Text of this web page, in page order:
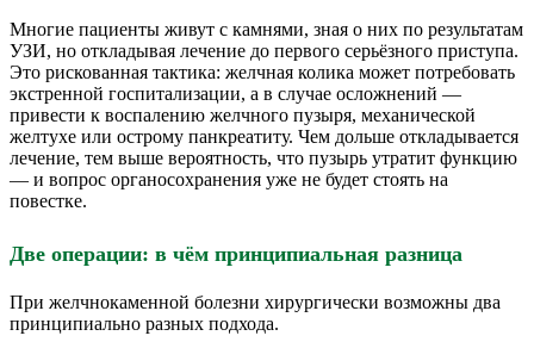
Многие пациенты живут с камнями, зная о них по результатам
УЗИ, но откладывая лечение до первого серьёзного приступа.
Это рискованная тактика: желчная колика может потребовать
экстренной госпитализации, а в случае осложнений —
привести к воспалению желчного пузыря, механической
желтухе или острому панкреатиту. Чем дольше откладывается
лечение, тем выше вероятность, что пузырь утратит функцию
— и вопрос органосохранения уже не будет стоять на
повестке.
Две операции: в чём принципиальная разница
При желчнокаменной болезни хирургически возможны два
принципиально разных подхода.